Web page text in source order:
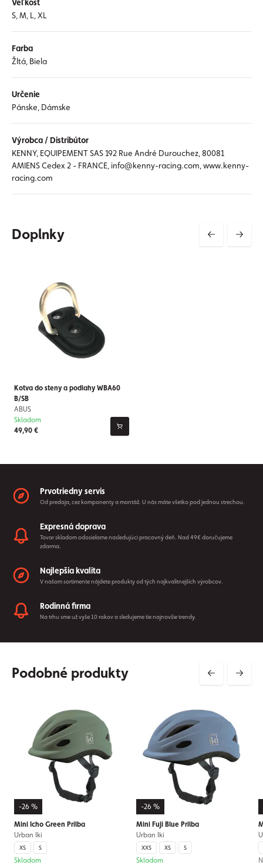
Veľkosť
S, M, L, XL
Farba
Žltá, Biela
Určenie
Pánske, Dámske
Výrobca / Distribútor
KENNY, EQUIPEMENT SAS 192 Rue André Durouchez, 80081
AMIENS Cedex 2 - FRANCE, info@kenny-racing.com, www.kenny-
racing.com
Doplnky
Kotva do steny a podlahy WBA60
B/SB
ABUS
49,90 €
Skladom
Prvotriedny servis
Od predaja, cez komponenty a montáž. U nás máte všetko pod jednou strechou.
Expresná doprava
Tovar skladom odosielame nasledujúci pracovný deň. Nad 49€ doručujeme
zdarma.
Najlepšia kvalita
V našom sortimente nájdete produkty od tých najkvalitnejších výrobcov.
Rodinná firma
Na trhu sme už vyše 10 rokov a sledujeme tie najnovšie trendy.
Podobné produkty
-26 %
Mini Icho Green Prilba
Urban Iki
XS S
Skladom
-26 %
Mini Fuji Blue Prilba
Urban Iki
XXS XS S
Skladom